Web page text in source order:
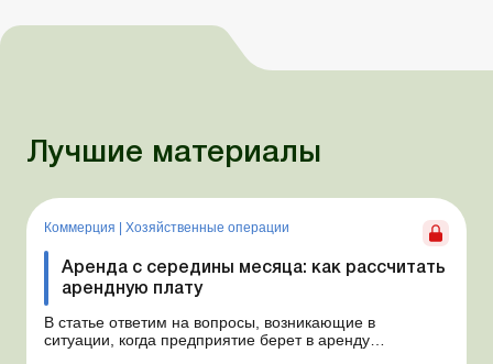
Лучшие материалы
Коммерция | Хозяйственные операции
Аренда с середины месяца: как рассчитать
арендную плату
В статье ответим на вопросы, возникающие в
ситуации, когда предприятие берет в аренду